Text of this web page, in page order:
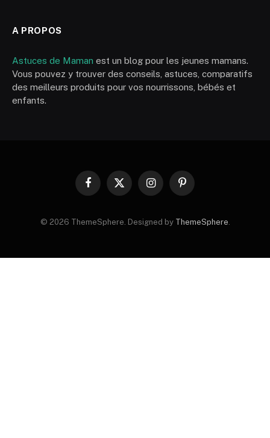
A PROPOS
Astuces de Maman est un blog pour les jeunes mamans.
Vous pouvez y trouver des conseils, astuces, comparatifs
des meilleurs produits pour vos nourrissons, bébés et
enfants.
Facebook
X
InstagramPinterest
© 2026 ThemeSphere. Designed by ThemeSphere.